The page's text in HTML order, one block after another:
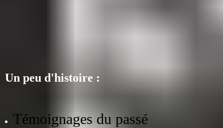
Un peu d'histoire :
Témoignages du passé